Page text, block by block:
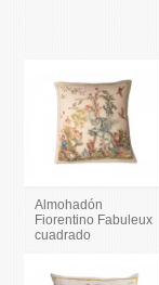
Almohadón
Fiorentino Fabuleux
cuadrado